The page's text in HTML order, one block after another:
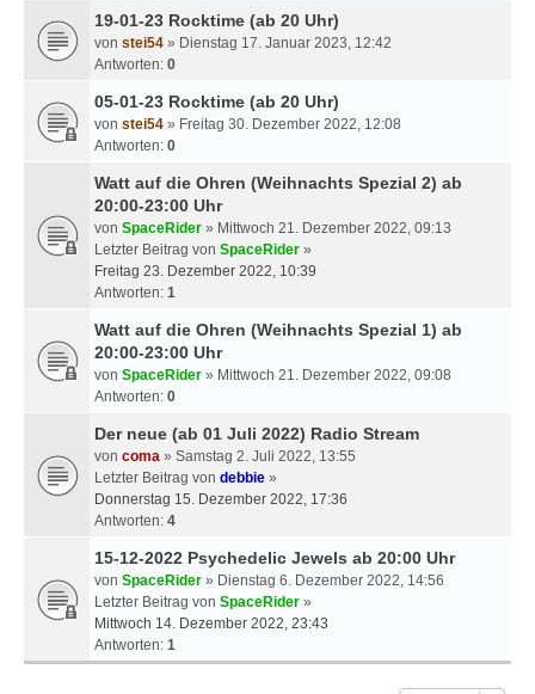
19-01-23 Rocktime (ab 20 Uhr)
von stei54 » Dienstag 17. Januar 2023, 12:42
Antworten: 0
05-01-23 Rocktime (ab 20 Uhr)
von stei54 » Freitag 30. Dezember 2022, 12:08
Antworten: 0
Watt auf die Ohren (Weihnachts Spezial 2) ab
20:00-23:00 Uhr
von SpaceRider » Mittwoch 21. Dezember 2022, 09:13
Letzter Beitrag von SpaceRider »
Freitag 23. Dezember 2022, 10:39
Antworten: 1
Watt auf die Ohren (Weihnachts Spezial 1) ab
20:00-23:00 Uhr
von SpaceRider » Mittwoch 21. Dezember 2022, 09:08
Antworten: 0
Der neue (ab 01 Juli 2022) Radio Stream
von coma » Samstag 2. Juli 2022, 13:55
Letzter Beitrag von debbie »
Donnerstag 15. Dezember 2022, 17:36
Antworten: 4
15-12-2022 Psychedelic Jewels ab 20:00 Uhr
von SpaceRider » Dienstag 6. Dezember 2022, 14:56
Letzter Beitrag von SpaceRider »
Mittwoch 14. Dezember 2022, 23:43
Antworten: 1